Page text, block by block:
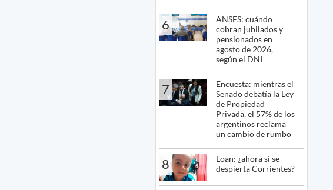
6
ANSES: cuándo
cobran jubilados y
pensionados en
agosto de 2026,
según el DNI
7
Encuesta: mientras el
Senado debatía la Ley
de Propiedad
Privada, el 57% de los
argentinos reclama
un cambio de rumbo
8
Loan: ¿ahora sí se
despierta Corrientes?